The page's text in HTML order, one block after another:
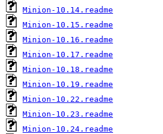
Minion-10.14.readme
Minion-10.15.readme
Minion-10.16.readme
Minion-10.17.readme
Minion-10.18.readme
Minion-10.19.readme
Minion-10.22.readme
Minion-10.23.readme
Minion-10.24.readme